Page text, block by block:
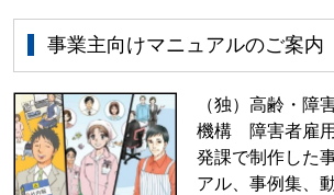
事業主向けマニュアルのご案内
（独）高齢・障
機構 障害者雇
発課で制作した
アル、事例集、